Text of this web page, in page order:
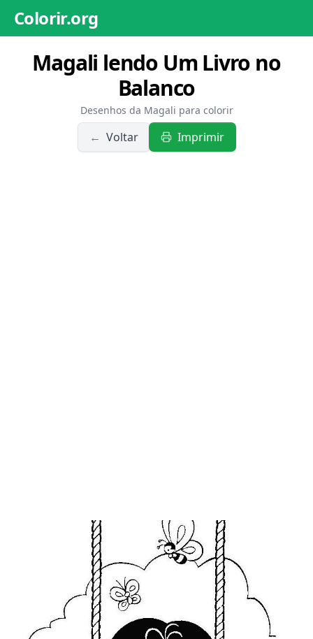
Colorir.org
Magali lendo Um Livro no
Balanco
Desenhos da Magali para colorir
← Voltar Imprimir